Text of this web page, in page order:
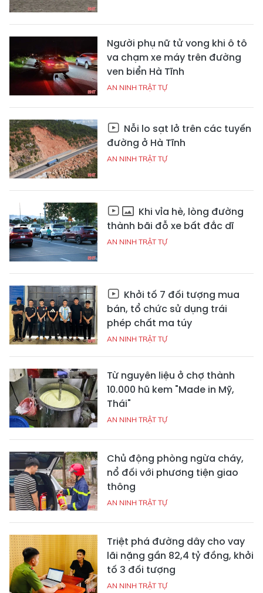
Người phụ nữ tử vong khi ô tô
va chạm xe máy trên đường
ven biển Hà Tĩnh
AN NINH TRẬT TỰ
Nỗi lo sạt lở trên các tuyến
đường ở Hà Tĩnh
AN NINH TRẬT TỰ
Khi vỉa hè, lòng đường
thành bãi đỗ xe bất đắc dĩ
AN NINH TRẬT TỰ
Khởi tố 7 đối tượng mua
bán, tổ chức sử dụng trái
phép chất ma túy
AN NINH TRẬT TỰ
Từ nguyên liệu ở chợ thành
10.000 hũ kem "Made in Mỹ,
Thái"
AN NINH TRẬT TỰ
Chủ động phòng ngừa cháy,
nổ đối với phương tiện giao
thông
AN NINH TRẬT TỰ
Triệt phá đường dây cho vay
lãi nặng gần 82,4 tỷ đồng, khởi
tố 3 đối tượng
AN NINH TRẬT TỰ